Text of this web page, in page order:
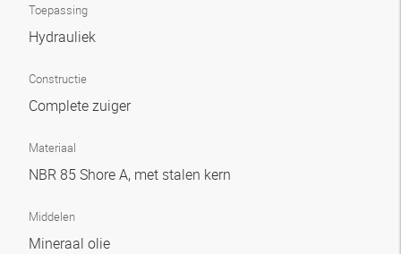
Toepassing
Hydrauliek
Constructie
Complete zuiger
Materiaal
NBR 85 Shore A, met stalen kern
Middelen
Mineraal olie